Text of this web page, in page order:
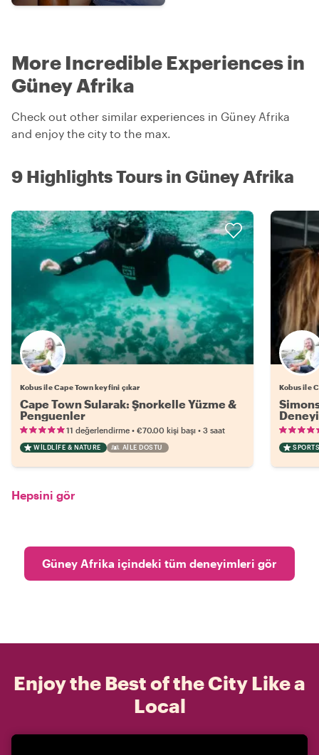
More Incredible Experiences in
Güney Afrika
Check out other similar experiences in Güney Afrika
and enjoy the city to the max.
9 Highlights Tours in Güney Afrika
Kobus ile Cape Town keyfini çıkar
Cape Town Sularak: Şnorkelle Yüzme &
Penguenler
11 değerlendirme • €70.00 kişi başı • 3 saat
WILDLIFE & NATURE AILE DOSTU
Kobus ile
Hepsini gör
Güney Afrika içindeki tüm deneyimleri gör
Enjoy the Best of the City Like a
Local